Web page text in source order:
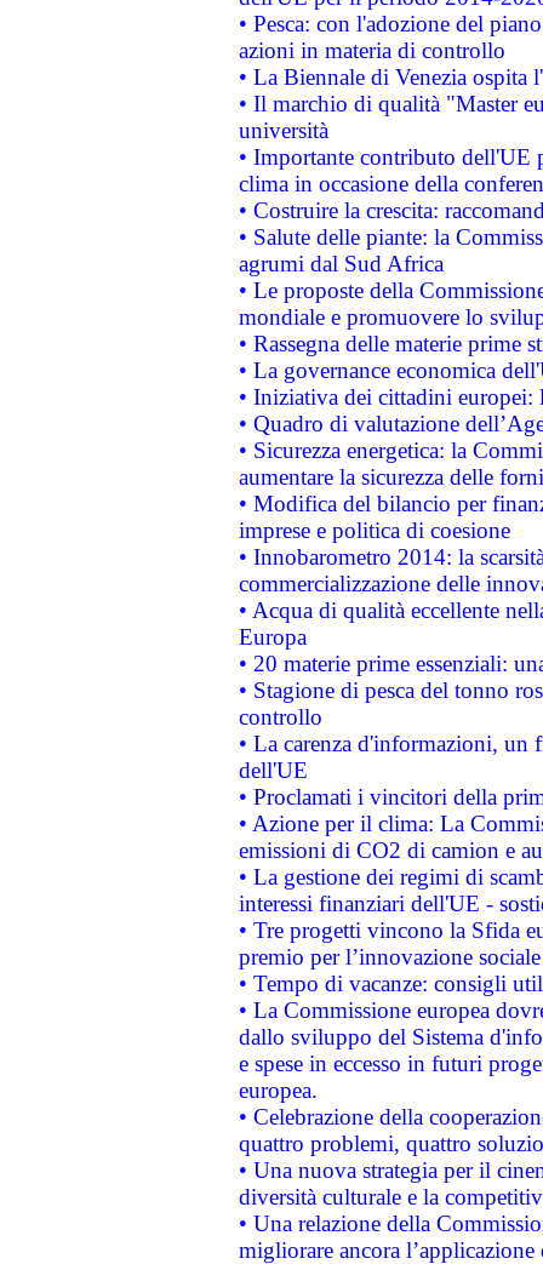
• Pesca: con l'adozione del
azioni in materia di controllo
• La Biennale di Venezia ospita
• Il marchio di qualità "Master
università
• Importante contributo dell'UE
clima in occasione della
• Costruire la crescita:
• Salute delle piante: la
agrumi dal Sud Africa
• Le proposte della
mondiale e promuovere lo
• Rassegna delle materie prime
• La governance economica
• Iniziativa dei cittadini
• Quadro di valutazione
• Sicurezza energetica: la
aumentare la sicurezza delle
• Modifica del bilancio per
imprese e politica di coesione
• Innobarometro 2014: la
commercializzazione delle
• Acqua di qualità eccellente
Europa
• 20 materie prime essenziali:
• Stagione di pesca del tonno
controllo
• La carenza d'informazioni, un
dell'UE
• Proclamati i vincitori della
• Azione per il clima: La
emissioni di CO2 di camion e
• La gestione dei regimi di
interessi finanziari dell'UE -
• Tre progetti vincono la Sfida
premio per l’innovazione sociale
• Tempo di vacanze: consigli
• La Commissione europea
dallo sviluppo del Sistema
e spese in eccesso in futuri
europea.
• Celebrazione della
quattro problemi, quattro
• Una nuova strategia per il
diversità culturale e la
• Una relazione della
migliorare ancora